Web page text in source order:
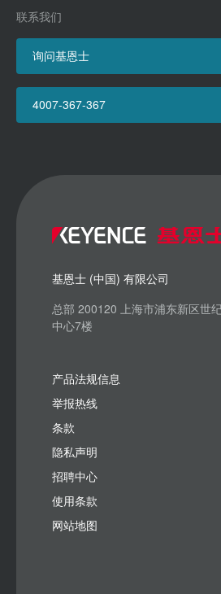
联系我们
询问基恩士
4007-367-367
基恩士 (中国) 有限公司
总部 200120 上海市浦东新区世
中心7楼
产品法规信息
举报热线
条款
隐私声明
招聘中心
使用条款
网站地图